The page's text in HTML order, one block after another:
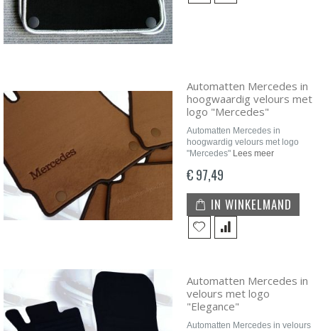
Automatten Mercedes in
hoogwaardig velours met
logo "Mercedes"
Automatten Mercedes in
hoogwardig velours met logo
"Mercedes" Lees meer
€ 97,49
IN WINKELMAND
Automatten Mercedes in
velours met logo
"Elegance"
Automatten Mercedes in velours